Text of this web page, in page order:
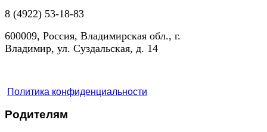
8 (4922) 53-18-83
600009, Россия, Владимирская обл., г.
Владимир, ул. Суздальская, д. 14
Политика конфиденциальности
Родителям